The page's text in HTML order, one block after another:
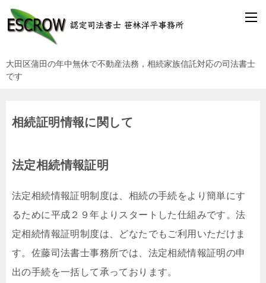
大田区蒲田の年中無休で不動産法務，相続家族信託対応の司法書士
です
相続証明情報に関して
法定相続情報証明
法定相続情報証明制度は、相続の手続をより簡単にす
るために平成２９年よりスタートした仕組みです。法
定相続情報証明制度は、どなたでもご利用いただけま
す。佐藤司法書士事務所では、法定相続情報証明の申
出の手続を一括して承っております。